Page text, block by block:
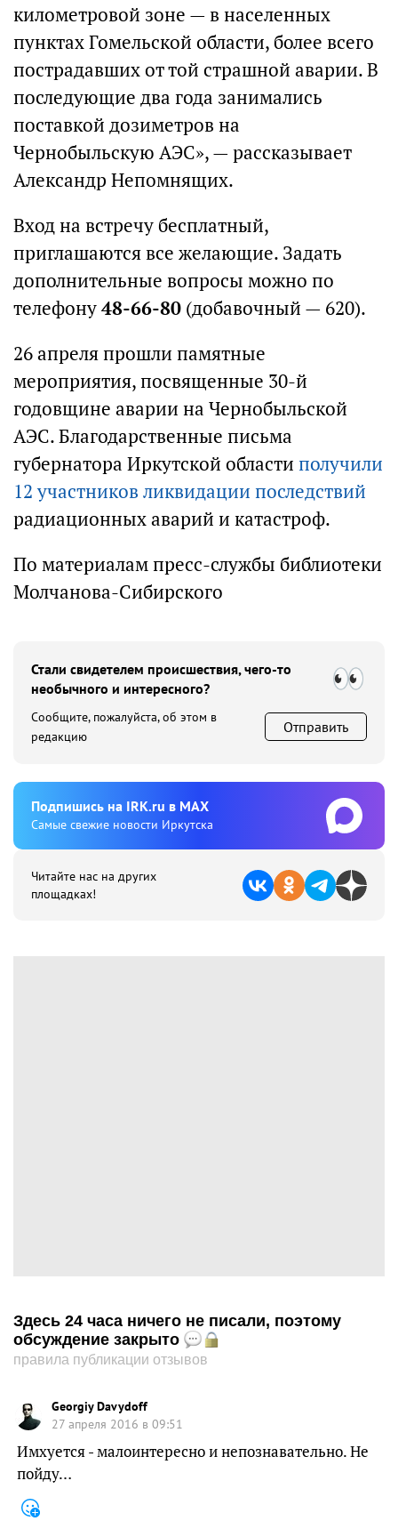
километровой зоне — в населенных
пунктах Гомельской области, более всего
пострадавших от той страшной аварии. В
последующие два года занимались
поставкой дозиметров на
Чернобыльскую АЭС», — рассказывает
Александр Непомнящих.
Вход на встречу бесплатный,
приглашаются все желающие. Задать
дополнительные вопросы можно по
телефону48-66-80 (добавочный — 620).
26 апреля прошли памятные
мероприятия, посвященные 30-й
годовщине аварии на Чернобыльской
АЭС. Благодарственные письма
губернатора Иркутской области получили
12 участников ликвидации последствий
радиационных аварий и катастроф.
По материалам пресс-службы библиотеки
Молчанова-Сибирского
Стали свидетелем происшествия, чего-то
необычного и интересного?
Сообщите, пожалуйста, об этом в
редакцию
Отправить
Подпишиcь на IRK.ru в MAX
Cамые свежие новости Иркутска
Читайте нас на других
площадках!
Здесь 24 часа ничего не писали, поэтому
обсуждение закрыто
правила публикации отзывов
Georgiy Davydoff
27 апреля 2016 в 09:51
Имхуется - малоинтересно и непознавательно. Не
пойду…